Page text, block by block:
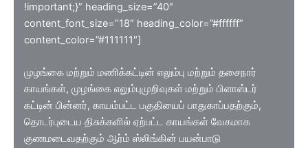
!important;}” heading_size=”40″
content_font_size=”18″ heading_color=”#ffffff”
content_color=”#111111″]
முழங்கை மற்றும் மணிக்கட்டின் எலும்பு மற்றும் தசைநார்
காயங்கள், முழங்கை எலும்புமுறிவுகள் மற்றும் பிளாஸ்டர்
கட்டின் பின்னர், காயம்பட்ட பகுதியைப் பாதுகாப்பதற்கும்,
தொடர்புடைய திசுக்களில் ஏற்பட்ட காயங்கள் வேகமாக
குணமடைவதற்கும் ஆர்ம் ஸ்லிங்கின் பயன்பாடு